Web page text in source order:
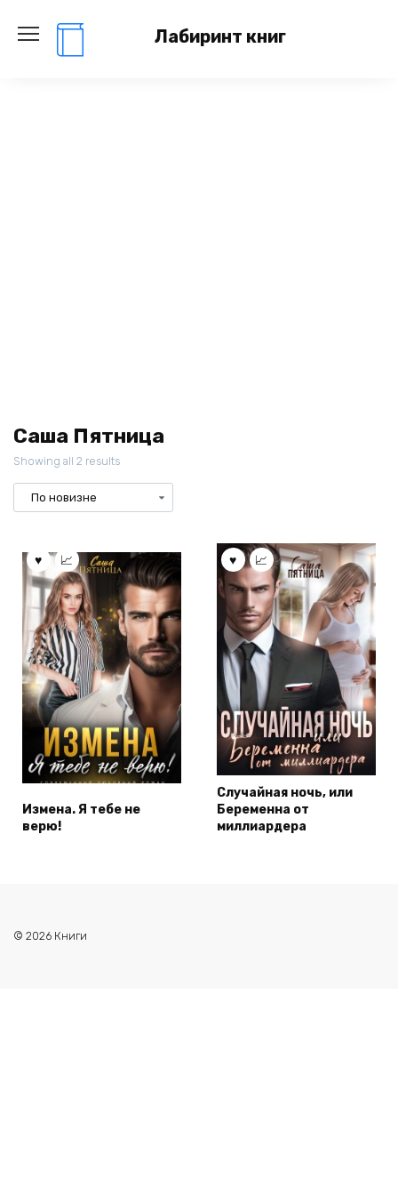
содержанию
Лабиринт книг
Саша Пятница
Showing all 2 results
Измена. Я тебе не
верю!
Случайная ночь, или
Беременна от
миллиардера
© 2026 Книги